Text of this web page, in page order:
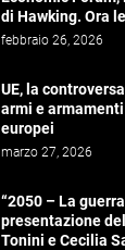
di Hawking. Ora
febbraio 26, 2026
UE, la
armi e
europei
marzo 27, 2026
“2050 – La
presentazione
Tonini e Cecilia